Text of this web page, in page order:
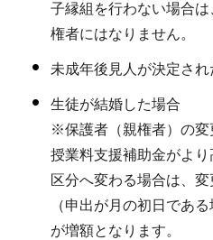
子縁組を行わない場合
権者にはなりません。
未成年後見人が決定され
生徒が結婚した場合
※保護者（親権者）の変
授業料支援補助金がよ
区分へ変わる場合は、
（申出が月の初日であ
が増額となります。